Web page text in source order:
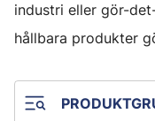
industri eller gör-
hållbara produkter